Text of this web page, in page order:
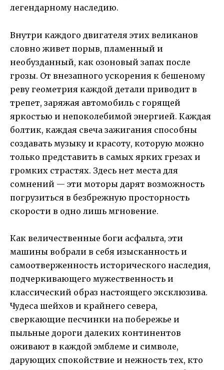
легендарному наследию.
Внутри каждого двигателя этих великанов
словно живет порыв, пламенный и
необузданный, как озоновый запах после
грозы. От внезапного ускорения к бешеному
реву геометрия каждой детали приводит в
трепет, заряжая автомобиль с горящей
яркостью и непоколебимой энергией. Каждая
болтик, каждая свеча зажигания способны
создавать музыку и красоту, которую можно
только представить в самых ярких грезах и
громких страстях. Здесь нет места для
сомнений — эти моторы дарят возможность
погрузиться в безбрежную просторность
скорости в одно лишь мгновение.
Как величественные боги асфальта, эти
машины вобрали в себя изысканность и
самоотверженность исторического наследия,
подчеркивающего мужественность и
классический образ настоящего эксклюзива.
Чудеса шейхов и крайнего севера,
сверкающие песчинки на побережье и
пыльные дороги далеких континентов
оживают в каждой эмблеме и символе,
дарующих спокойствие и нежность тех, кто